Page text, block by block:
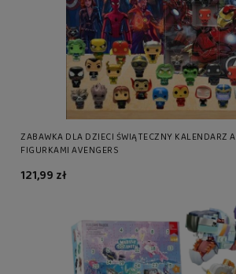
ZABAWKA DLA DZIECI ŚWIĄTECZNY KALENDARZ
FIGURKAMI AVENGERS
121,99 zł